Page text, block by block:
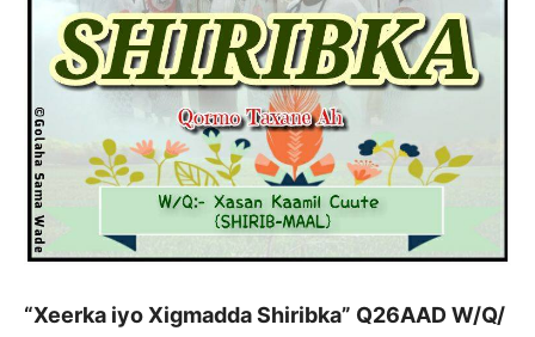
“Xeerka iyo Xigmadda Shiribka” Q26AAD W/Q/